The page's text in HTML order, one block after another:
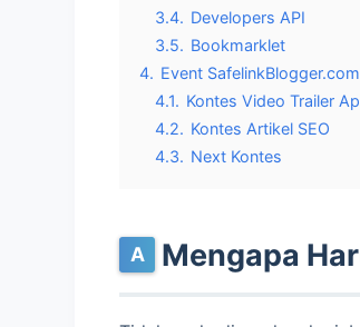
3.4. Developers API
3.5. Bookmarklet
4. Event SafelinkBlogger.com
4.1. Kontes Video Trailer
4.2. Kontes Artikel SEO
4.3. Next Kontes
Mengapa